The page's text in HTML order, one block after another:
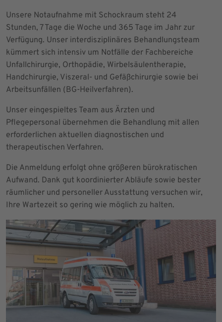
Unsere Notaufnahme mit Schockraum steht 24
Stunden, 7 Tage die Woche und 365 Tage im Jahr zur
Verfügung. Unser interdisziplinäres Behandlungsteam
kümmert sich intensiv um Notfälle der Fachbereiche
Unfallchirurgie, Orthopädie, Wirbelsäulentherapie,
Handchirurgie, Viszeral- und Gefäßchirurgie sowie bei
Arbeitsunfällen (BG-Heilverfahren).
Unser eingespieltes Team aus Ärzten und
Pflegepersonal übernehmen die Behandlung mit allen
erforderlichen aktuellen diagnostischen und
therapeutischen Verfahren.
Die Anmeldung erfolgt ohne größeren bürokratischen
Aufwand. Dank gut koordinierter Abläufe sowie bester
räumlicher und personeller Ausstattung versuchen wir,
Ihre Wartezeit so gering wie möglich zu halten.